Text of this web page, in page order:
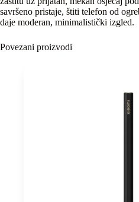
savršeno pristaje, štiti telefon od
daje moderan, minimalistički izgled.
Povezani proizvodi